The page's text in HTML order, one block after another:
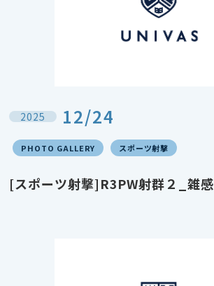
2025 12/24
PHOTO GALLERY スポーツ射撃
[スポーツ射撃]R3PW射群２_雑感